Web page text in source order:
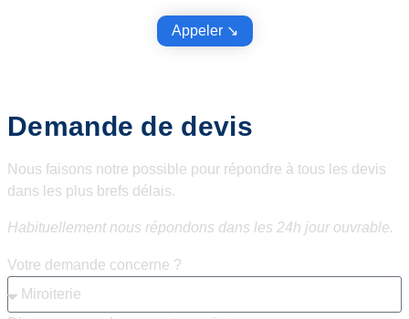
Appeler ↘︎
Demande de devis
Nous faisons notre possible pour répondre à tous les devis
dans les plus brefs délais.
Habituellement nous répondons dans les 24h jour ouvrable.
Votre demande concerne ?